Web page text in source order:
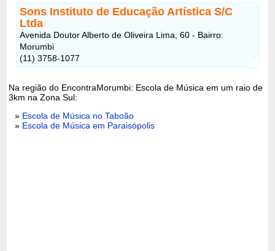
Sons Instituto de Educação Artística S/C
Ltda
Avenida Doutor Alberto de Oliveira Lima, 60 - Bairro:
Morumbi
(11) 3758-1077
Na região do EncontraMorumbi: Escola de Música em um raio de
3km na Zona Sul:
» Escola de Música no Taboão
» Escola de Música em Paraisópolis